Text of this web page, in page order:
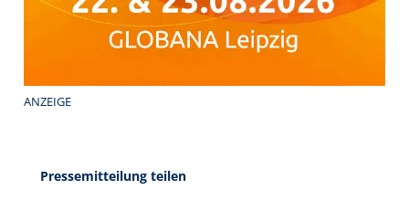
ANZEIGE
Pressemitteilung teilen